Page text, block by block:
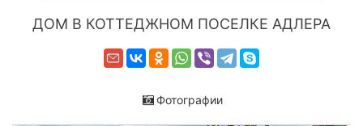
ДОМ В КОТТЕДЖНОМ ПОСЕЛКЕ АДЛЕРА
Фотографии